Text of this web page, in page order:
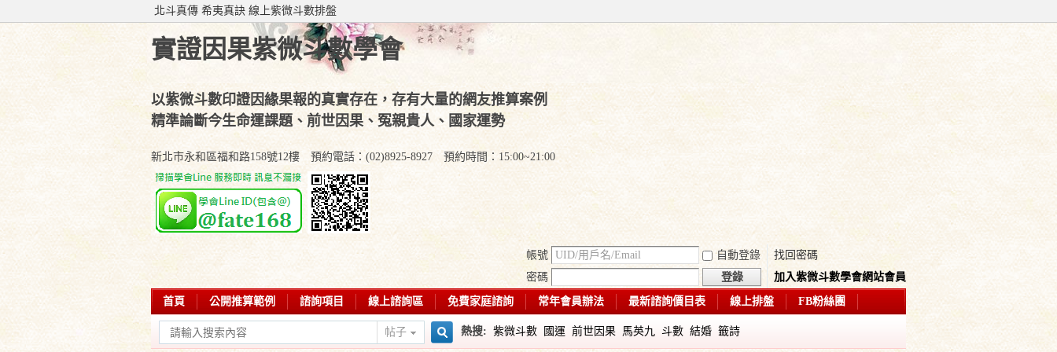
北斗真傳 希夷真訣 線上紫微斗數排盤
實證因果紫微斗數學會
以紫微斗數印證因緣果報的真實存在，存有大量的網友推算案例
精準論斷今生命運課題、前世因果、冤親貴人、國家運勢
新北市永和區福和路158號12樓 預約電話：(02)8925-8927 預約時間：15:00~21:00
帳號 自動登錄
找回密碼
密碼
登錄 加入紫微斗數學會網站會員
首頁 公開推算範例 諮詢項目 線上諮詢區 免費家庭諮詢 常年會員辦法 最新諮詢價目表 線上排盤 FB粉絲團
學會部落專欄 帖子 熱搜: 紫微斗數 國運 前世因果 馬英九 斗數 結婚 籤詩